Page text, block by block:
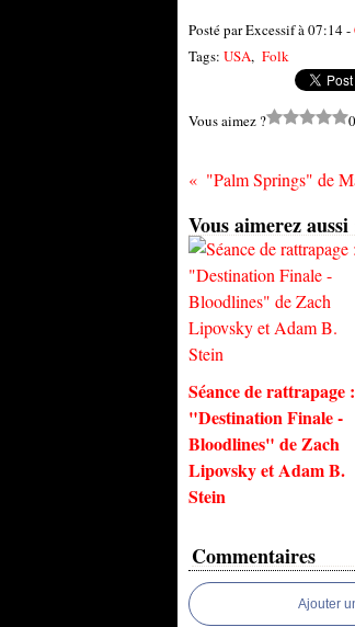
Posté par Excessif à 07:14 -
Tags: USA, Folk
Vous aimez ?
Vous aimerez aussi
Séance de rattrapage :
"Destination Finale -
Bloodlines" de Zach
Lipovsky et Adam B.
Stein
Commentaires
Ajouter